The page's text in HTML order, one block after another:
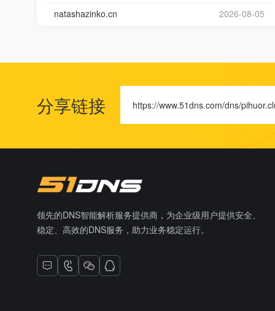
natashazinko.cn
2026-08-05
分享链接 https://www.51dns.com/dns/
领先的DNS智能解析服务提供商，为企业级用户提供安全、
稳定、高效的DNS服务，助力业务稳定运行。